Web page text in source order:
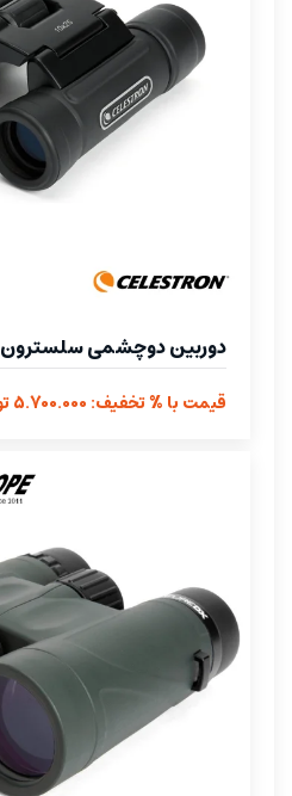
دوربین دوچشمی سلسترون UpClose G2 10x25
قیمت با % تخفیف: 5.700.000 تومان